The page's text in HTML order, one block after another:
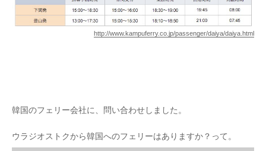
http://www.kampuferry.co.jp/passenger/daiya/daiya.html
韓国のフェリー会社に、問い合わせしました。
ウラジオストクから韓国へのフェリーはありますか？って。